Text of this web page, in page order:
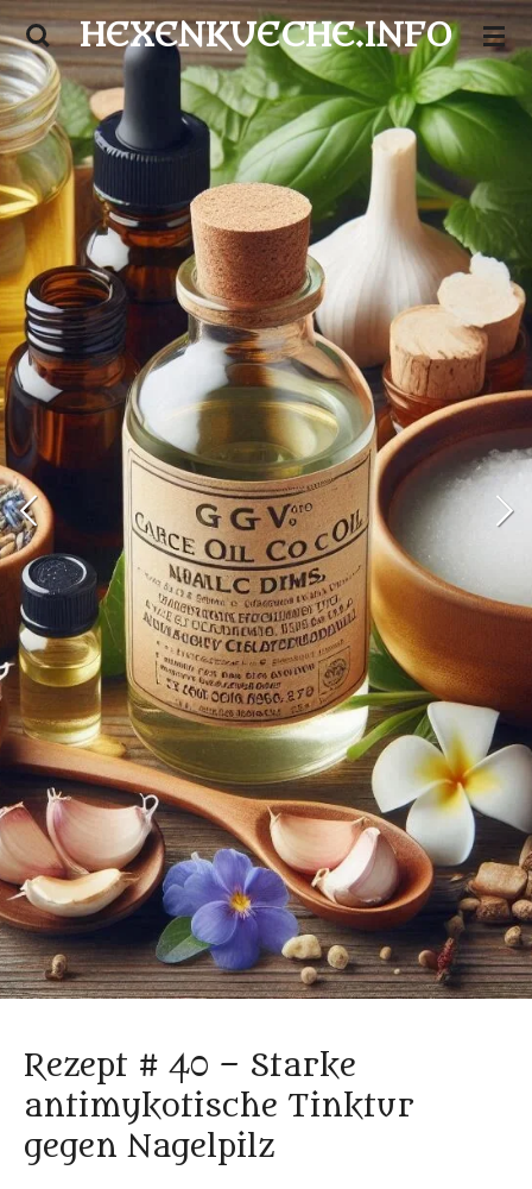
Zum
Hauptinhalt
springen
HEXENKUECHE.INFO
Rezept # 40 – Starke
antimykotische Tinktur
gegen Nagelpilz